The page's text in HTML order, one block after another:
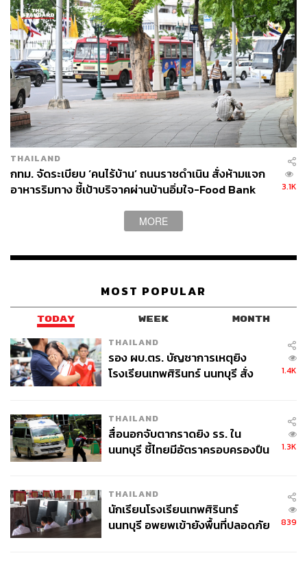
เย็นตรงจากโรงงาน [ADVERTORIAL]
THAILAND
กทม. จัดระเบียบ ‘คนไร้บ้าน’ ถนนราชดำเนิน สั่งห้ามแจก
อาหารริมทาง ชี้เป้าบริจาคผ่านบ้านอิ่มใจ-Food Bank
3.1K
MORE
MOST POPULAR
TODAY WEEK MONTH
THAILAND
รอง ผบ.ตร. บัญชาการเหตุยิง
โรงเรียนเทพศิรินทร์ นนทบุรี สั่ง
1.4K
THAILAND
สื่อนอกจับตากราดยิง รร. ใน
นนทบุรี ชี้ไทยมีอัตราครอบครองปืน
1.3K
THAILAND
นักเรียนโรงเรียนเทพศิรินทร์
นนทบุรี อพยพเข้ายังพื้นที่ปลอดภัย
839